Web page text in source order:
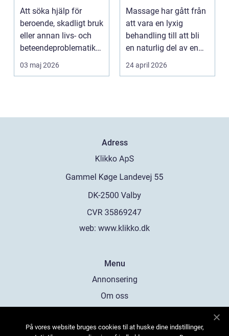
av behandlingen
Att söka hjälp för
beroende, skadligt bruk
eller annan livs- och
beteendeproblematik
är ett stort st...
03 maj 2026
och mer energi i
vardagen
Massage har gått från
att vara en lyxig
behandling till att bli
en naturlig del av en
hållbar livsst...
24 april 2026
Adress
web: www.klikko.dk
Menu
Annonsering
Om oss
Kontakta oss
På vores website bruges cookies til at huske dine indstillinger,